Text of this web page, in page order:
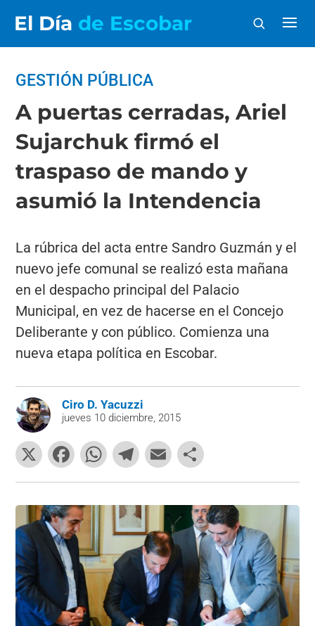
El Día de Escobar
GESTIÓN PÚBLICA
A puertas cerradas, Ariel
Sujarchuk firmó el
traspaso de mando y
asumió la Intendencia
La rúbrica del acta entre Sandro Guzmán y el
nuevo jefe comunal se realizó esta mañana
en el despacho principal del Palacio
Municipal, en vez de hacerse en el Concejo
Deliberante y con público. Comienza una
nueva etapa política en Escobar.
Ciro D. Yacuzzi
jueves 10 diciembre, 2015
X
F
a
c
e
b
o
o
k
W
h
at
s
A
p
p
T
el
e
gr
a
m
E
m
ai
l
o
m
p
ar
tir